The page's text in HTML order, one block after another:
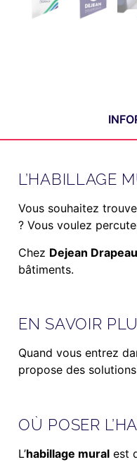
L’HABILLAGE
Vous souhaitez
? Vous voulez
Chez Dejean
bâtiments.
EN SAVOIR
Quand vous entrez
propose des
OÙ POSER
L’habillage mural est